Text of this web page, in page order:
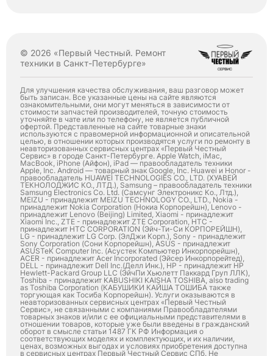
© 2026 «Первый Честный. Ремонт
техники в Санкт-Петербурге»
Для улучшения качества обслуживания, ваш разговор может
быть записан. Все указанные цены на сайте являются
ознакомительными, они могут меняться в зависимости от
стоимости запчастей производителей, точную стоимость
уточняйте в чате или по телефону, не является публичной
офертой. Представленные на сайте товарные знаки
используются с правомерной информационной и описательной
целью, в отношении которых производятся услуги по ремонту в
неавторизованных сервисных центрах «Первый Честный
Сервис» в городе Санкт-Петербурге. Apple Watch, iMac,
MacBook, iPhone (Айфон), iPad — правообладатель техники
Apple, Inc. Android — товарный знак Google, Inc. Huawei и Honor -
правообладатель HUAWEI TECHNOLOGIES CO., LTD. (ХУАВЕЙ
ТЕКНОЛОДЖИС КО., ЛТД.), Samsung – правообладатель техники
Samsung Electronics Co. Ltd. (Самсунг Электроникс Ко., Лтд.),
MEIZU - принадлежит MEIZU TECHNOLOGY CO., LTD., Nokia -
принадлежит Nokia Corporation (Нокиа Корпорейшн), Lenovo -
принадлежит Lenovo (Beijing) Limited, Xiaomi - принадлежит
Xiaomi Inc., ZTE - принадлежит ZTE Corporation, HTC -
принадлежит HTC CORPORATION (Эйч-Ти-Си КОРПОРЕЙШН),
LG - принадлежит LG Corp. (ЭлДжи Корп.), Sony - принадлежит
Sony Corporation (Сони Корпорейшн), ASUS - принадлежит
ASUSTeK Computer Inc. (Асустек Компьютер Инкорпорейшн),
ACER - принадлежит Acer Incorporated (Эйсер Инкорпорейтед),
DELL - принадлежит Dell Inc.(Делл Инк.), HP - принадлежит HP
Hewlett-Packard Group LLC (ЭйчПи Хьюлетт Паккард Груп ЛЛК),
Toshiba - принадлежит KABUSHIKI KAISHA TOSHIBA, also trading
as Toshiba Corporation (КАБУШИКИ КАЙША ТОШИБА также
торгующая как Тосиба Корпорейшн). Услуги оказываются в
неавторизованных сервисных центрах «Первый Честный
Сервис», не связанными с компаниями Правообладателями
товарных знаков и/или с ее официальными представителями в
отношении товаров, которые уже были введены в гражданский
оборот в смысле статьи 1487 ГК РФ Информация о
соответствующих моделях и комплектующих, и их наличии,
ценах, возможных выгодах и условиях приобретения доступна
в сервисных центрах Первый Честный Сервис СПб. Не